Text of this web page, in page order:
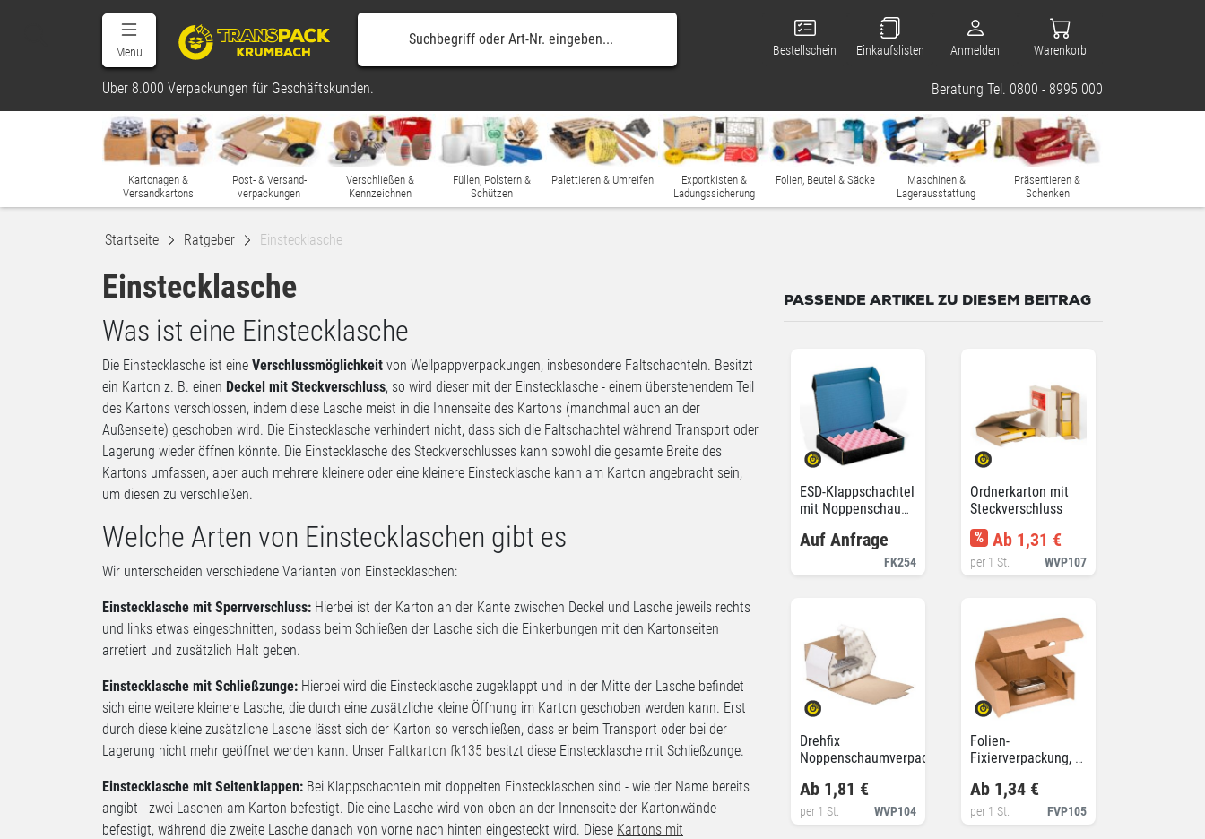
Menü Bestellschein Einkaufslisten Anmelden Warenkorb
Über 8.000 Verpackungen für Geschäftskunden. Beratung Tel. 0800 - 8995 000
Kartonagen &
Versandkartons
Post- & Versand-
verpackungen
Verschließen &
Kennzeichnen
Füllen, Polstern &
Schützen
Palettieren & Umreifen
Exportkisten &
Ladungssicherung
Folien, Beutel & Säcke
Maschinen &
Lagerausstattung
Präsentieren &
Schenken
Startseite Ratgeber Einstecklasche
Einstecklasche
Was ist eine Einstecklasche
Die Einstecklasche ist eine Verschlussmöglichkeit von Wellpappverpackungen, insbesondere Faltschachteln. Besitzt
ein Karton z. B. einen Deckel mit Steckverschluss, so wird dieser mit der Einstecklasche - einem überstehendem Teil
des Kartons verschlossen, indem diese Lasche meist in die Innenseite des Kartons (manchmal auch an der
Außenseite) geschoben wird. Die Einstecklasche verhindert nicht, dass sich die Faltschachtel während Transport oder
Lagerung wieder öffnen könnte. Die Einstecklasche des Steckverschlusses kann sowohl die gesamte Breite des
Kartons umfassen, aber auch mehrere kleinere oder eine kleinere Einstecklasche kann am Karton angebracht sein,
um diesen zu verschließen.
Welche Arten von Einstecklaschen gibt es
Wir unterscheiden verschiedene Varianten von Einstecklaschen:
Einstecklasche mit Sperrverschluss: Hierbei ist der Karton an der Kante zwischen Deckel und Lasche jeweils rechts
und links etwas eingeschnitten, sodass beim Schließen der Lasche sich die Einkerbungen mit den Kartonseiten
arretiert und zusätzlich Halt geben.
Einstecklasche mit Schließzunge: Hierbei wird die Einstecklasche zugeklappt und in der Mitte der Lasche befindet
sich eine weitere kleinere Lasche, die durch eine zusätzliche kleine Öffnung im Karton geschoben werden kann. Erst
durch diese kleine zusätzliche Lasche lässt sich der Karton so verschließen, dass er beim Transport oder bei der
Lagerung nicht mehr geöffnet werden kann. Unser Faltkarton fk135 besitzt diese Einstecklasche mit Schließzunge.
Einstecklasche mit Seitenklappen: Bei Klappschachteln mit doppelten Einstecklaschen sind - wie der Name bereits
angibt - zwei Laschen am Karton befestigt. Die eine Lasche wird von oben an der Innenseite der Kartonwände
befestigt, während die zweite Lasche danach von vorne nach hinten eingesteckt wird. Diese Kartons mit
PASSENDE ARTIKEL ZU DIESEM BEITRAG
ESD-Klappschachtel
mit Noppenschaum
FK254
Auf Anfrage
Ordnerkarton mit
Steckverschluss
WVP107
% Ab 1,31 €
per 1 St.
Drehfix
Noppenschaumverpackung
WVP104
Ab 1,81 €
per 1 St.
Folien-
Fixierverpackung, 1-
FVP105
Ab 1,34 €
per 1 St.